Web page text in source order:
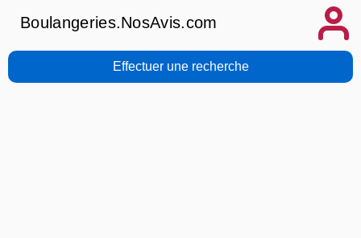
Boulangeries.NosAvis.com
Effectuer une recherche